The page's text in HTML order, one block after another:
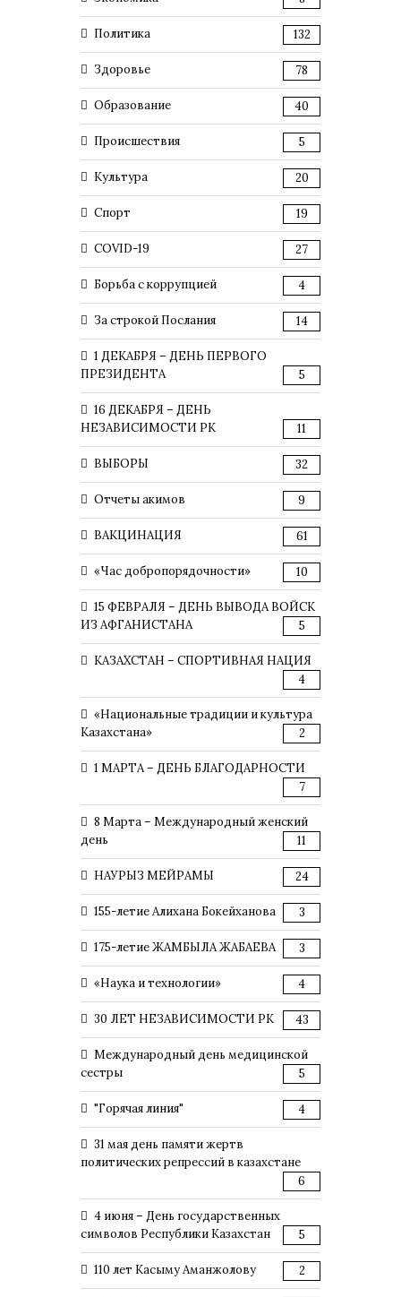
Политика 132
Здоровье 78
Образование 40
Происшествия 5
Культура 20
Спорт 19
COVID-19 27
Борьба с коррупцией 4
За строкой Послания 14
1 ДЕКАБРЯ – ДЕНЬ ПЕРВОГО
ПРЕЗИДЕНТА
5
16 ДЕКАБРЯ – ДЕНЬ
НЕЗАВИСИМОСТИ РК
11
ВЫБОРЫ 32
Отчеты акимов 9
ВАКЦИНАЦИЯ 61
«Час добропорядочности» 10
15 ФЕВРАЛЯ – ДЕНЬ ВЫВОДА ВОЙСК
ИЗ АФГАНИСТАНА
5
КАЗАХСТАН – СПОРТИВНАЯ НАЦИЯ
4
«Национальные традиции и культура
Казахстана»
2
1 МАРТА – ДЕНЬ БЛАГОДАРНОСТИ
7
8 Марта – Международный женский
день
11
НАУРЫЗ МЕЙРАМЫ 24
155-летие Алихана Бокейханова 3
175-летие ЖАМБЫЛА ЖАБАЕВА 3
«Наука и технологии» 4
30 ЛЕТ НЕЗАВИСИМОСТИ РК 43
Международный день медицинской
сестры
5
"Горячая линия" 4
31 мая день памяти жертв
политических репрессий в казахстане
6
4 июня – День государственных
символов Республики Казахстан
5
110 лет Касыму Аманжолову 2